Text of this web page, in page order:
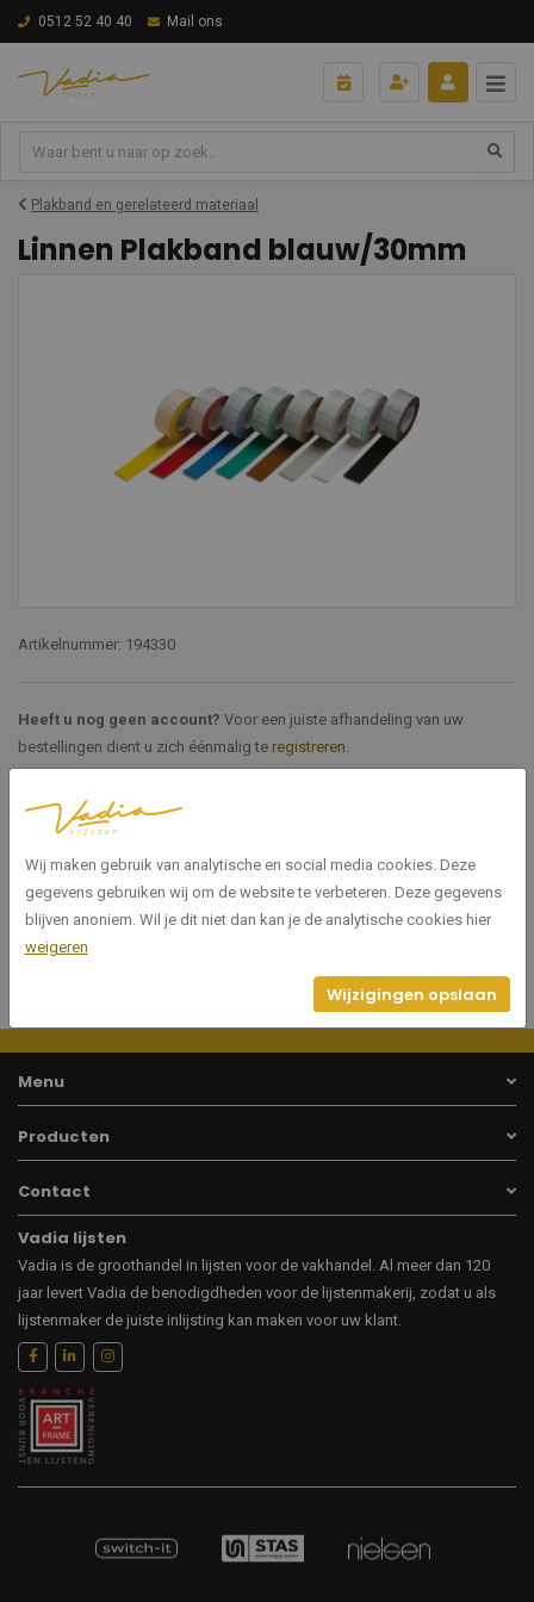
0512 52 40 40 Mail ons
Plakband en gerelateerd materiaal
Linnen Plakband blauw/30mm
Artikelnummer: 194330
Heeft u nog geen account? Voor een juiste afhandeling van uw
bestellingen dient u zich éénmalig te registreren.
Specificaties
Artikelnummer 194330
Menu
Producten
Contact
Vadia lijsten
Vadia is de groothandel in lijsten voor de vakhandel. Al meer dan 120
jaar levert Vadia de benodigdheden voor de lijstenmakerij, zodat u als
lijstenmaker de juiste inlijsting kan maken voor uw klant.
Wij maken gebruik van analytische en social media cookies. Deze
gegevens gebruiken wij om de website te verbeteren. Deze gegevens
blijven anoniem. Wil je dit niet dan kan je de analytische cookies hier
weigeren
Wijzigingen opslaan